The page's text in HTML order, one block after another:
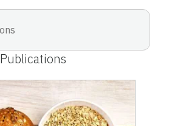
Publications